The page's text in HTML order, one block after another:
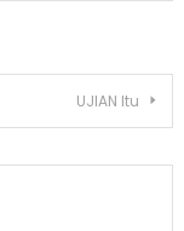
UJIAN Itu